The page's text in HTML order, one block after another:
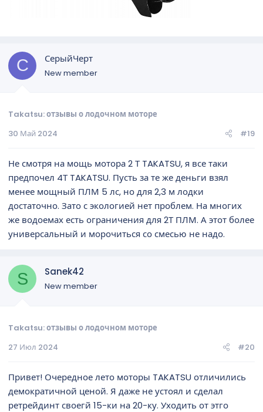
С СерыйЧерт
New member
Takatsu: отзывы о лодочном моторе
30 Май 2024
#19
Не смотря на мощь мотора 2 Т TAKATSU, я все таки
предпочел 4Т TAKATSU. Пусть за те же деньги взял
менее мощный ПЛМ 5 лс, но для 2,3 м лодки
достаточно. Зато с экологией нет проблем. На многих
же водоемах есть ограничения для 2Т ПЛМ. А этот более
универсальный и морочиться со смесью не надо.
S Sanek42
New member
Takatsu: отзывы о лодочном моторе
27 Июл 2024
#20
Привет! Очередное лето моторы TAKATSU отличились
демократичной ценой. Я даже не устоял и сделал
ретрейдинт своегй 15-ки на 20-ку. Уходить от этго